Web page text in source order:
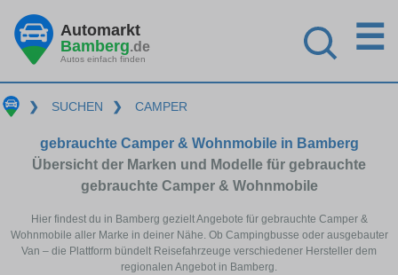
Automarkt
Bamberg.de
Autos einfach finden
☰
❯ SUCHEN ❯ CAMPER
gebrauchte Camper & Wohnmobile in Bamberg
Übersicht der Marken und Modelle für gebrauchte
gebrauchte Camper & Wohnmobile
Hier findest du in Bamberg gezielt Angebote für gebrauchte Camper &
Wohnmobile aller Marke in deiner Nähe. Ob Campingbusse oder ausgebauter
Van – die Plattform bündelt Reisefahrzeuge verschiedener Hersteller dem
regionalen Angebot in Bamberg.